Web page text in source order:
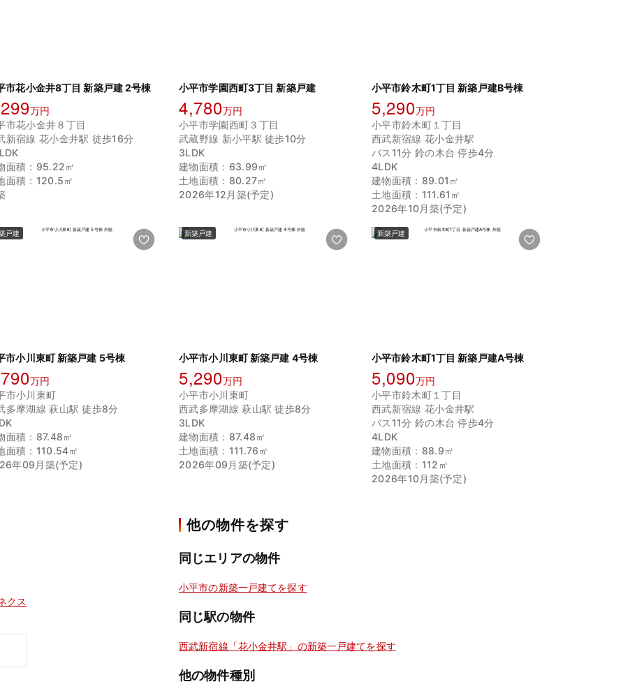
市花小金井8丁目 新築戸建 2号棟
万円
市花小金井８丁目
新宿線 花小金井駅 徒歩16分
面積：95.22㎡
面積：120.5㎡
小平市学園西町3丁目 新築戸建
4,780万円
小平市学園西町３丁目
武蔵野線 新小平駅 徒歩10分
3LDK
建物面積：63.99㎡
土地面積：80.27㎡
2026年12月築(予定)
小平市鈴木町1丁目 新築戸建B号棟
5,290万円
小平市鈴木町１丁目
西武新宿線 花小金井駅
バス11分 鈴の木台 停歩4分
4LDK
建物面積：89.01㎡
土地面積：111.61㎡
2026年10月築(予定)
戸建
市小川東町 新築戸建 5号棟
万円
市小川東町
多摩湖線 萩山駅 徒歩8分
面積：87.48㎡
面積：110.54㎡
年09月築(予定)
新築戸建
小平市小川東町 新築戸建 4号棟
5,290万円
小平市小川東町
西武多摩湖線 萩山駅 徒歩8分
3LDK
建物面積：87.48㎡
土地面積：111.76㎡
2026年09月築(予定)
新築戸建
小平市鈴木町1丁目 新築戸建A号棟
5,090万円
小平市鈴木町１丁目
西武新宿線 花小金井駅
バス11分 鈴の木台 停歩4分
4LDK
建物面積：88.9㎡
土地面積：112㎡
2026年10月築(予定)
クス
他の物件を探す
同じエリアの物件
小平市の新築一戸建てを探す
同じ駅の物件
西武新宿線「花小金井駅」の新築一戸建てを探す
他の物件種別